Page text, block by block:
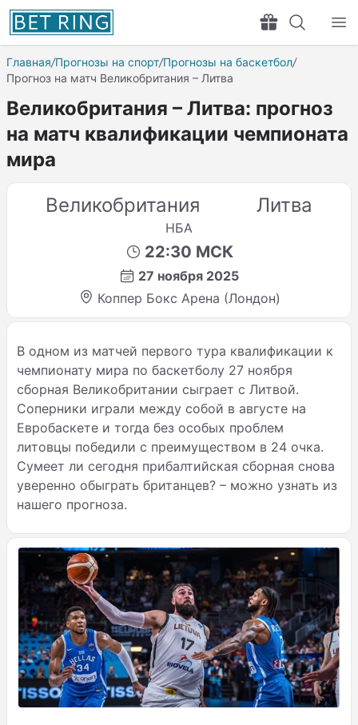
Главная/Прогнозы на спорт/Прогнозы на баскетбол/
Прогноз на матч Великобритания – Литва
Великобритания – Литва: прогноз
на матч квалификации чемпионата
мира
Великобритания
Литва
НБА
22:30 МСК
27 ноября 2025
Коппер Бокс Арена (Лондон)
В одном из матчей первого тура квалификации к
чемпионату мира по баскетболу 27 ноября
сборная Великобритании сыграет с Литвой.
Соперники играли между собой в августе на
Евробаскете и тогда без особых проблем
литовцы победили с преимуществом в 24 очка.
Сумеет ли сегодня прибалтийская сборная снова
уверенно обыграть британцев? – можно узнать из
нашего прогноза.